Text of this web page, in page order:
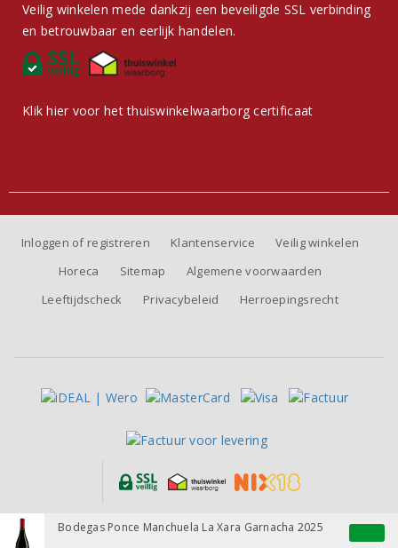
Bodegas Ponce Manchuela La Xara Garnacha 2025
Veilig winkelen mede dankzij een beveiligde SSL verbinding
en betrouwbaar en eerlijk handelen.
Klik hier voor het thuiswinkelwaarborg certificaat
Inloggen of registreren Klantenservice
Veilig winkelen
Horeca
Sitemap
Algemene voorwaarden
Leeftijdscheck
Privacybeleid Herroepingsrecht
Alle prijzen zijn inclusief BTW, exclusief eventuele verzendkosten.